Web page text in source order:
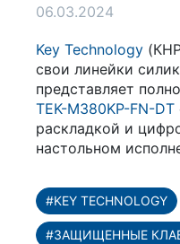
06.03.2024
Key Technology
свои линейки
представляет
TEK-M380KP-FN-DT
раскладкой и
настольном
#KEY TECHNOLOGY
#ЗАЩИЩЕННЫЕ